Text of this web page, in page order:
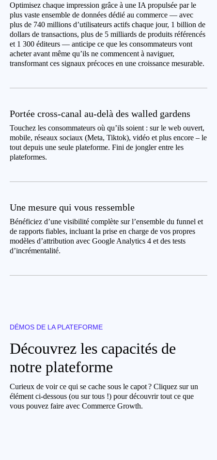
Optimisez chaque impression grâce à une IA propulsée par le
plus vaste ensemble de données dédié au commerce — avec
plus de 740 millions d’utilisateurs actifs chaque jour, 1 billion de
dollars de transactions, plus de 5 milliards de produits référencés
et 1 300 éditeurs — anticipe ce que les consommateurs vont
acheter avant même qu’ils ne commencent à naviguer,
transformant ces signaux précoces en une croissance mesurable.
Portée cross-canal au-delà des walled gardens
Touchez les consommateurs où qu’ils soient : sur le web ouvert,
mobile, réseaux sociaux (Meta, Tiktok), vidéo et plus encore – le
tout depuis une seule plateforme. Fini de jongler entre les
plateformes.
Une mesure qui vous ressemble
Bénéficiez d’une visibilité complète sur l’ensemble du funnel et
de rapports fiables, incluant la prise en charge de vos propres
modèles d’attribution avec Google Analytics 4 et des tests
d’incrémentalité.
DÉMOS DE LA PLATEFORME
Découvrez les capacités de
notre plateforme
Curieux de voir ce qui se cache sous le capot ? Cliquez sur un
élément ci-dessous (ou sur tous !) pour découvrir tout ce que
vous pouvez faire avec Commerce Growth.